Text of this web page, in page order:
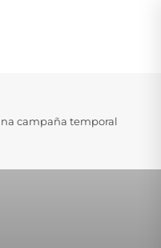
campaña temporal